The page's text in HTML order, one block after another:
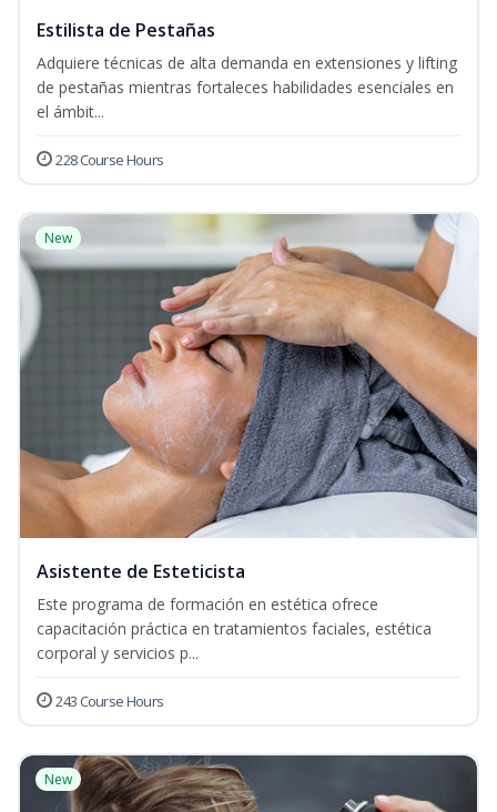
Estilista de Pestañas
Adquiere técnicas de alta demanda en extensiones y lifting
de pestañas mientras fortaleces habilidades esenciales en
el ámbit...
228 Course Hours
New
Asistente de Esteticista
Este programa de formación en estética ofrece
capacitación práctica en tratamientos faciales, estética
corporal y servicios p...
243 Course Hours
New